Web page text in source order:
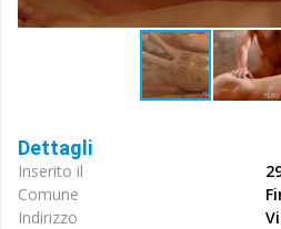
Dettagli
Inserito il
Comune
Indirizzo